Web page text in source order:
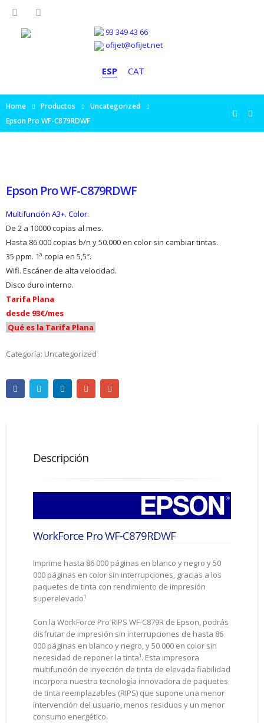
93 349 43 66
ofijet@ofijet.net
ESP CAT
Home Productos
Uncategorized
Epson Pro WF-C879RDWF
Epson Pro WF-C879RDWF
Multifunción A3+. Color.
De 2 a 10000 copias al mes.
Hasta 86.000 copias b/n y 50.000 en color sin cambiar tintas.
35 ppm. 1ª copia en 5,5″.
Wifi. Escáner de alta velocidad.
Disco duro interno.
Tarifa Plana
desde 93€/mes
Qué es la Tarifa Plana
Categoría: Uncategorized
Descripción
WorkForce Pro WF-C879RDWF
Imprime hasta 86 000 páginas en blanco y negro y 50
000 páginas en color sin interrupciones, gracias a los
paquetes de tinta con rendimiento de impresión
superelevado¹
Con la WorkForce Pro RIPS WF-C879R de Epson, podrás
disfrutar de impresión sin interrupciones de hasta 86
000 páginas en blanco y negro, y 50 000 en color sin
necesidad de reponer la tinta¹. Esta impresora
multifunción de inyección de tinta de elevada fiabilidad
incorpora nuestra tecnología innovadora de paquetes
de tinta reemplazables (RIPS) que supone una menor
intervención del usuario, menos residuos y un menor
consumo energético.